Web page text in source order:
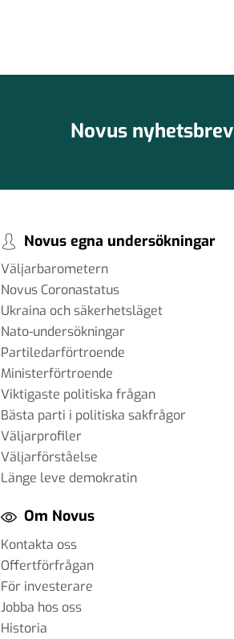
Novus nyhetsbrev
Novus egna undersökningar
Väljarbarometern
Novus Coronastatus
Ukraina och säkerhetsläget
Nato-undersökningar
Partiledarförtroende
Ministerförtroende
Viktigaste politiska frågan
Bästa parti i politiska sakfrågor
Väljarprofiler
Väljarförståelse
Länge leve demokratin
Om Novus
Kontakta oss
Offertförfrågan
För investerare
Jobba hos oss
Historia